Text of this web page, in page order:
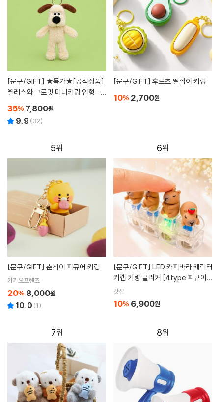
[문구/GIFT]
월레스와 그로밋 미니키링 인형 - 1
35% 7,800원
9.9 (32)
[문구/GIFT] 후르츠 딸깍이 키링
10% 2,700원
5
[문구/GIFT] 춘식이 피규어 키링
카카오프렌즈
20% 8,000원
10.0 (1)
6
[문구/GIFT]
키캡 키링 클리커 [4type 피규어
클릭커 귀여운 키보드 딸깍이 청축
키꾸 열쇠 고리 굿즈 템 3구 4구]
갓샵
10% 6,900원
7 8